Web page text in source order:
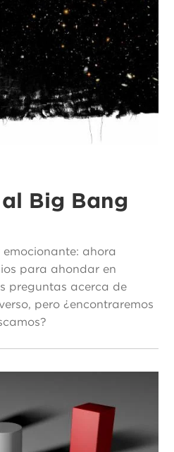
Big Bang
ahora
para ahondar en
preguntas acerca de
pero ¿encontraremos